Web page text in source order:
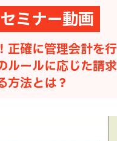
セミナー動画
正確に管理会計を
ルールに応じた請
方法とは？